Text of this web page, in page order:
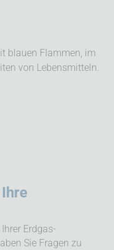
Erdgas-
Sie Fragen zu